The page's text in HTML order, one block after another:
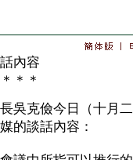
內容
＊＊
克儉今日（十月二
的談話內容：